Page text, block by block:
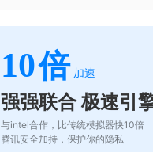
10倍 加速
强强联合 极速引
与intel合作，比传统模拟器快10倍
腾讯安全加持，保护你的隐私